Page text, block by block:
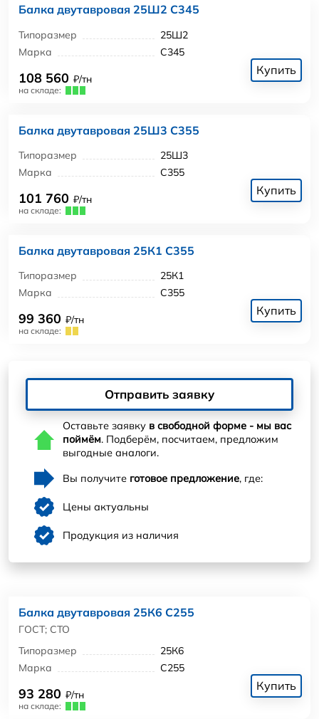
Балка двутавровая 25Ш2 С345
Типоразмер
25Ш2
Марка
С345
108 560 ₽/тн
на складе:
Купить
Балка двутавровая 25Ш3 С355
Типоразмер
25Ш3
Марка
С355
101 760 ₽/тн
на складе:
Купить
Балка двутавровая 25К1 С355
Типоразмер
25К1
Марка
С355
99 360 ₽/тн
на складе:
Купить
Отправить заявку
Оставьте заявку в свободной форме - мы вас
поймём. Подберём, посчитаем, предложим
выгодные аналоги.
Вы получите готовое предложение, где:
Цены актуальны
Продукция из наличия
Балка двутавровая 25К6 С255
ГОСТ; СТО
Типоразмер
25К6
Марка
С255
93 280 ₽/тн
на складе:
Купить